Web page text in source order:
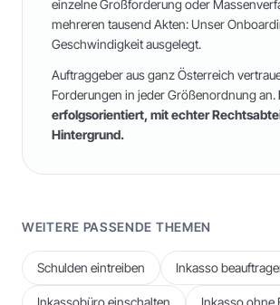
einzelne Großforderung oder
mehreren tausend Akten: Unser
Geschwindigkeit ausgelegt.
Auftraggeber aus ganz Österreich
Forderungen in jeder Größenordnung an.
erfolgsorientiert, mit echter
Hintergrund.
WEITERE PASSENDE THEMEN
Schulden eintreiben Inkasso
Inkassobüro einschalten Inkasso ohne